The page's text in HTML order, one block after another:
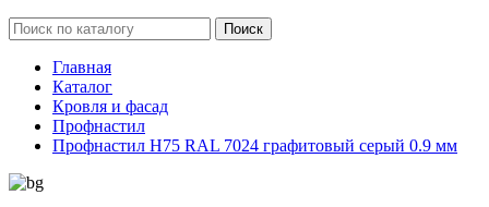
Главная
Каталог
Кровля и фасад
Профнастил
Профнастил Н75 RAL 7024 графитовый серый 0.9 мм